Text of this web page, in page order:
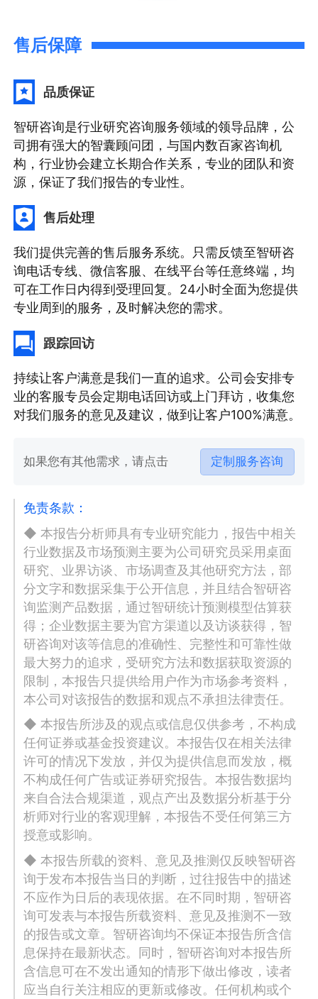
售后保障
品质保证
智研咨询是行业研究咨询服务领域的领导品牌，公
司拥有强大的智囊顾问团，与国内数百家咨询机
构，行业协会建立长期合作关系，专业的团队和资
源，保证了我们报告的专业性。
售后处理
我们提供完善的售后服务系统。只需反馈至智研咨
询电话专线、微信客服、在线平台等任意终端，均
可在工作日内得到受理回复。24小时全面为您提供
专业周到的服务，及时解决您的需求。
跟踪回访
持续让客户满意是我们一直的追求。公司会安排专
业的客服专员会定期电话回访或上门拜访，收集您
对我们服务的意见及建议，做到让客户100%满意。
如果您有其他需求，请点击 定制服务咨询
免责条款：
◆ 本报告分析师具有专业研究能力，报告中相关
行业数据及市场预测主要为公司研究员采用桌面
研究、业界访谈、市场调查及其他研究方法，部
分文字和数据采集于公开信息，并且结合智研咨
询监测产品数据，通过智研统计预测模型估算获
得；企业数据主要为官方渠道以及访谈获得，智
研咨询对该等信息的准确性、完整性和可靠性做
最大努力的追求，受研究方法和数据获取资源的
限制，本报告只提供给用户作为市场参考资料，
本公司对该报告的数据和观点不承担法律责任。
◆ 本报告所涉及的观点或信息仅供参考，不构成
任何证券或基金投资建议。本报告仅在相关法律
许可的情况下发放，并仅为提供信息而发放，概
不构成任何广告或证券研究报告。本报告数据均
来自合法合规渠道，观点产出及数据分析基于分
析师对行业的客观理解，本报告不受任何第三方
授意或影响。
◆ 本报告所载的资料、意见及推测仅反映智研咨
询于发布本报告当日的判断，过往报告中的描述
不应作为日后的表现依据。在不同时期，智研咨
询可发表与本报告所载资料、意见及推测不一致
的报告或文章。智研咨询均不保证本报告所含信
息保持在最新状态。同时，智研咨询对本报告所
含信息可在不发出通知的情形下做出修改，读者
应当自行关注相应的更新或修改。任何机构或个